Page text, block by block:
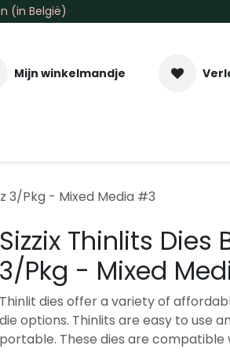
(in België)
Mijn winkelmandje
3/Pkg - Mixed Media #3
Sizzix Thinlits Dies
3/Pkg - Mixed
Thinlit dies offer a variety of
die options. Thinlits are easy to use
portable. These dies are compatible